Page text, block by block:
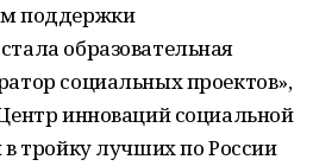
поддержки
образовательная
социальных проектов»,
инноваций социальной
тройку лучших по России